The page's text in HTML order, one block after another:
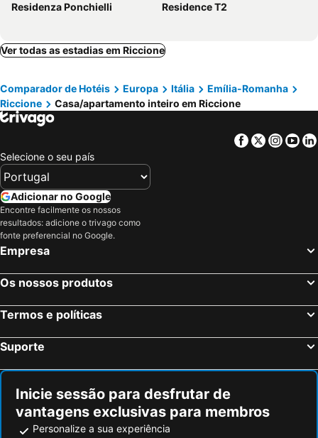
Residenza Ponchielli Residence T2
Ver todas as estadias em Riccione
Comparador de Hotéis Europa Itália
Emília-Romanha
Riccione
Casa/apartamento inteiro em Riccione
Facebook
Twitter
Selecione o seu país
Adicionar no Google
Encontre facilmente os nossos
resultados: adicione o trivago como
fonte preferencial no Google.
Empresa
Os nossos produtos
Termos e políticas
Suporte
Inicie sessão para desfrutar de
vantagens exclusivas para membros
Personalize a sua experiência